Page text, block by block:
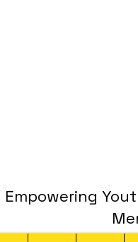
Empowering